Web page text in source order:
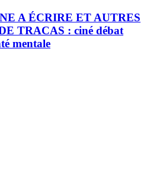
A ÉCRIRE ET AUTRES
TRACAS : ciné débat
mentale